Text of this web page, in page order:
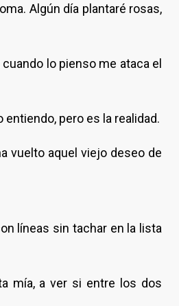
Algún día plantaré rosas,
lo pienso me ataca el
pero es la realidad.
vuelto aquel viejo deseo de
líneas sin tachar en la lista
mía, a ver si entre los dos